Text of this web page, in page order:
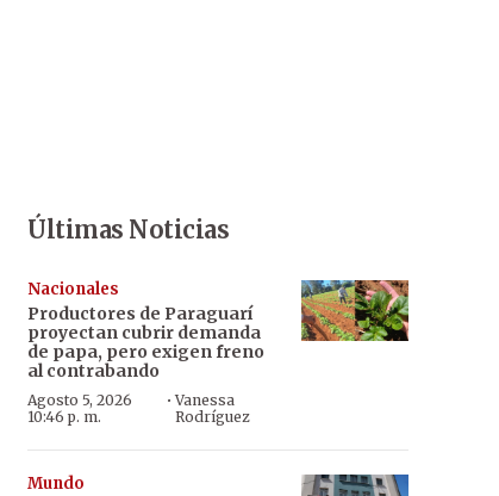
Últimas Noticias
Nacionales
Productores de Paraguarí
proyectan cubrir demanda
de papa, pero exigen freno
al contrabando
Agosto 5, 2026
10:46 p. m.
·Vanessa
Rodríguez
Mundo